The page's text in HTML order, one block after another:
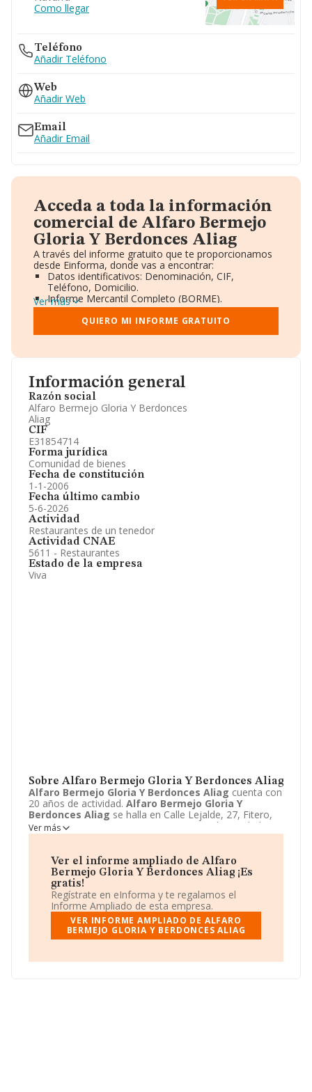
Información general
Razón social
Alfaro Bermejo Gloria Y Berdonces
Aliag
CIF
E31854714
Forma jurídica
Comunidad de bienes
Fecha de constitución
1-1-2006
Fecha último cambio
5-6-2026
Actividad
Restaurantes de un tenedor
Actividad CNAE
5611 - Restaurantes
Estado de la empresa
Viva
Sobre Alfaro Bermejo Gloria Y Berdonces Aliag
Alfaro Bermejo Gloria Y Berdonces Aliag cuenta con
20 años de actividad. Alfaro Bermejo Gloria Y
Berdonces Aliag se halla en Calle Lejalde, 27, Fitero,
Navarra. La empresa enmarca su principal actividad
CNAE como 5611 - Restaurantes.Alfaro Bermejo
Comunidad de bienes.
Ver más
Ver el informe ampliado de Alfaro
Bermejo Gloria Y Berdonces Aliag ¡Es
gratis!
Regístrate en eInforma y te regalamos el
Informe Ampliado de esta empresa.
VER INFORME AMPLIADO DE ALFARO
BERMEJO GLORIA Y BERDONCES ALIAG
Como llegar
Teléfono
Añadir Teléfono
Web
Añadir Web
Email
Añadir Email
Acceda a toda la información
comercial de Alfaro Bermejo
Gloria Y Berdonces Aliag
A través del informe gratuito que te proporcionamos
desde Einforma, donde vas a encontrar:
Datos identificativos: Denominación, CIF,
Teléfono, Domicilio.
Informe Mercantil Completo (BORME).
Gráficos de Evolución Ventas y Empleados.
Consejo de Administración y Administradores.
Directivos y Ejecutivos.
Información oficial y registral complementaria.
Ver más
QUIERO MI INFORME GRATUITO